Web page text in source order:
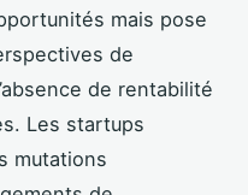
mais pose
de
de rentabilité
Les startups
mutations